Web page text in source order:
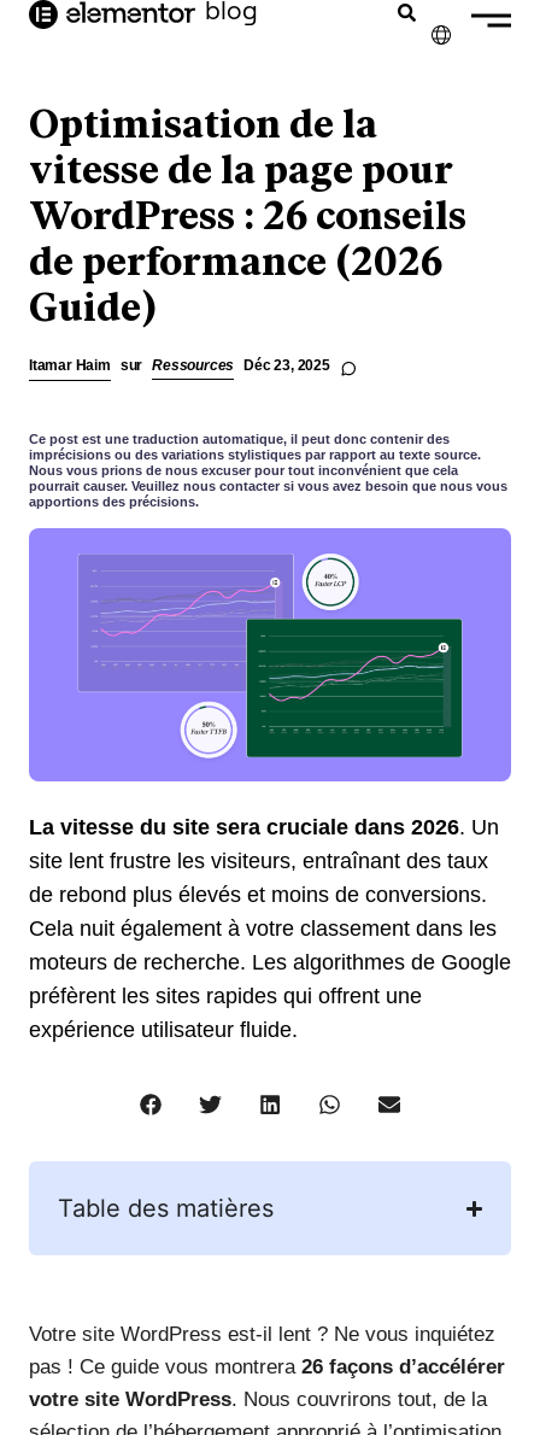
principal
blog
ENGLISH
DEUTSCH
PORTUGUÊS
Optimisation de la
vitesse de la page pour
WordPress : 26 conseils
de performance (2026
Guide)
Itamar Haim sur Ressources Déc 23, 2025
Ce post est une traduction automatique, il peut donc contenir des
imprécisions ou des variations stylistiques par rapport au texte source.
Nous vous prions de nous excuser pour tout inconvénient que cela
pourrait causer. Veuillez nous contacter si vous avez besoin que nous vous
apportions des précisions.
La vitesse du site sera cruciale dans 2026. Un
site lent frustre les visiteurs, entraînant des taux
de rebond plus élevés et moins de conversions.
Cela nuit également à votre classement dans les
moteurs de recherche. Les algorithmes de Google
préfèrent les sites rapides qui offrent une
expérience utilisateur fluide.
Table des matières
Votre site WordPress est-il lent ? Ne vous inquiétez
pas ! Ce guide vous montrera 26 façons d’accélérer
votre site WordPress. Nous couvrirons tout, de la